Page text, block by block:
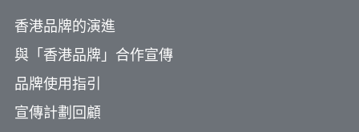
香港品牌的演進
與「香港品牌」合作宣傳
品牌使用指引
宣傳計劃回顧